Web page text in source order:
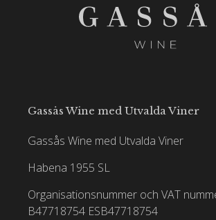
Gassås Wine med Utvalda Viner
Gassås Wine med Utvalda Viner
Habena 1955 SL
Organisationsnummer och VAT
B47718754 ESB47718754